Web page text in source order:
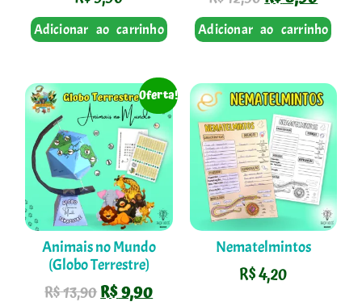
Adicionar ao carrinho Adicionar ao carrinho
Oferta!
Animais no Mundo
(Globo Terrestre)
R$13,90R$9,90
Nematelmintos
R$4,20